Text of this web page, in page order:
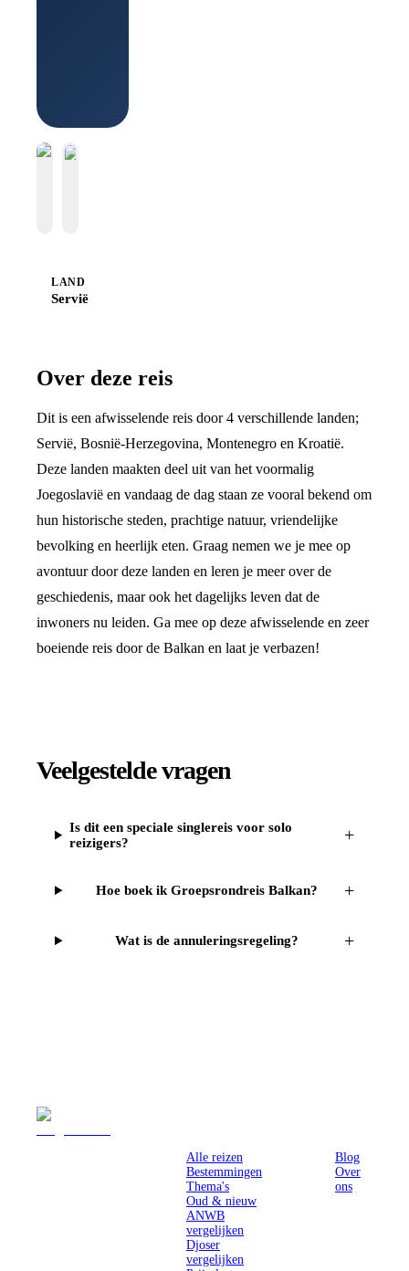
LAND
Servië
Over deze reis
Dit is een afwisselende reis door 4 verschillende landen;
Servië, Bosnië-Herzegovina, Montenegro en Kroatië.
Deze landen maakten deel uit van het voormalig
Joegoslavië en vandaag de dag staan ze vooral bekend om
hun historische steden, prachtige natuur, vriendelijke
bevolking en heerlijk eten. Graag nemen we je mee op
avontuur door deze landen en leren je meer over de
geschiedenis, maar ook het dagelijks leven dat de
inwoners nu leiden. Ga mee op deze afwisselende en zeer
boeiende reis door de Balkan en laat je verbazen!
Veelgestelde vragen
Is dit een speciale singlereis voor solo
reizigers?
+
Hoe boek ik Groepsrondreis Balkan? +
Wat is de annuleringsregeling? +
Alle reizen
Bestemmingen
Thema's
Oud & nieuw
ANWB
vergelijken
Djoser
vergelijken
Blog
Over
ons